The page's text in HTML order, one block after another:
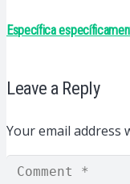
Específica
Leave a Reply
Your email address